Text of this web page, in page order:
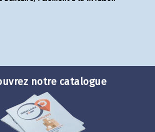
notre catalogue